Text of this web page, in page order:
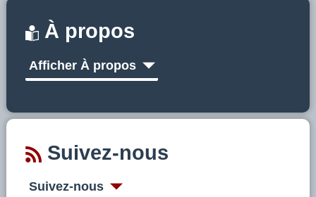
À propos
Afficher À propos
Suivez-nous
Suivez-nous